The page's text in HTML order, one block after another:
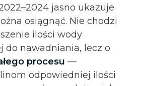
jasno ukazuje
osiągnąć. Nie chodzi
ilości wody
do nawadniania, lecz o
procesu —
odpowiedniej ilości